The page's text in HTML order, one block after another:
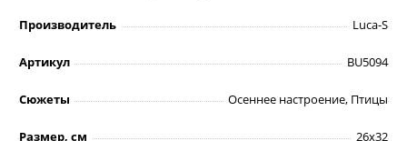
Производитель Luca-S
Артикул BU5094
Сюжеты Осеннее настроение, Птицы
Размер, см 26х32